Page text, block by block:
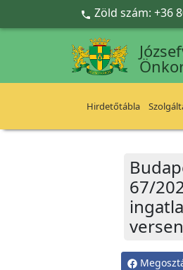
Ugrás a fő tartalomra
 Zöld szám: +36
Hirdetőtábla
67/